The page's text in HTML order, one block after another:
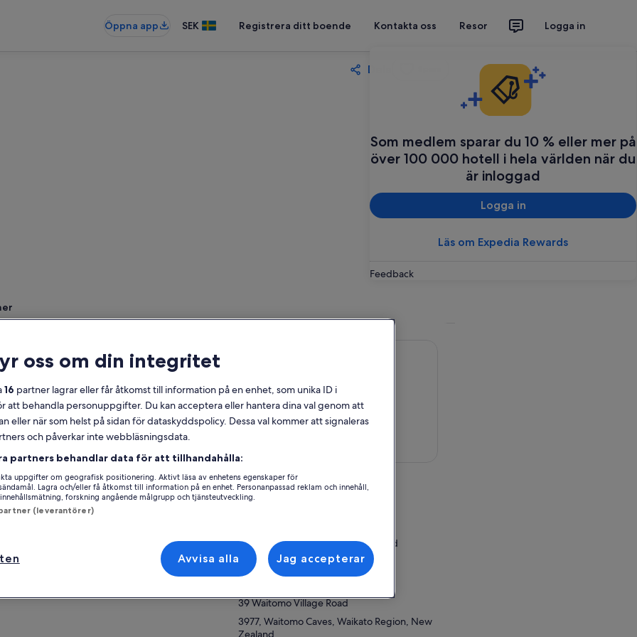
Öppna app SEK Registrera ditt boende Kontakta oss Resor Logga in
Som medlem sparar du 10 % eller mer på
över 100 000 hotell i hela världen när du
är inloggad
Logga in
Läs om Expedia Rewards
Feedback
Dela
Gratis avbokning
45 min
Kupong på
mobilen
Bekräftas direkt
över de tusentals magiska
ovan på denna 45 minuter långa
när du glider tyst med båt i de
Waitomo Glowworm Caves.
av de nuvarande guiderna är ättlingar till
historia. Guidad sedan slutet
talet, är detta den ursprungliga, ikoniska
mer
Aktivitetsplats
3943, Waitomo Caves, New Zealand
Mötesplats/plats för inlösen
39 Waitomo Village Road
3977, Waitomo Caves, Waikato Region, New
oss om din integritet
16 partner lagrar eller får åtkomst till information på en enhet, som unika ID i
att behandla personuppgifter. Du kan acceptera eller hantera dina val genom att
eller när som helst på sidan för dataskyddspolicy. Dessa val kommer att signaleras
och påverkar inte webbläsningsdata.
partners behandlar data för att tillhandahålla:
uppgifter om geografisk positionering. Aktivt läsa av enhetens egenskaper för
Lagra och/eller få åtkomst till information på en enhet. Personanpassad reklam och innehåll,
forskning angående målgrupp och tjänsteutveckling.
(leverantörer)
Avvisa alla Jag accepterar